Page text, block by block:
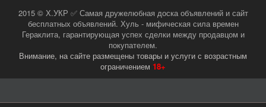
2015 © Х.УКР ✅ Самая дружелюбная доска объявлений и сайт
бесплатных объявлений. Хуль - мифическая сила времен
Гераклита, гарантирующая успех сделки между продавцом и
покупателем.
Внимание, на сайте размещены товары и услуги с возрастным
ограничением 18+